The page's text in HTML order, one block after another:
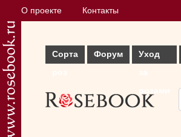
О проекте Контакты
Сорта
Форум
Уход